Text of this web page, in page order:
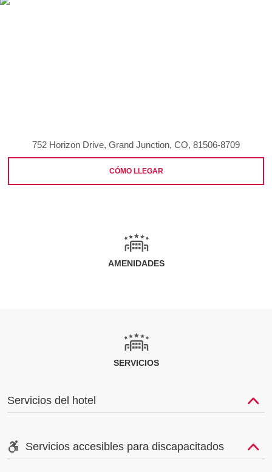
752 Horizon Drive, Grand Junction, CO, 81506-8709
CÓMO LLEGAR
AMENIDADES
SERVICIOS
Servicios del hotel
Servicios accesibles para discapacitados